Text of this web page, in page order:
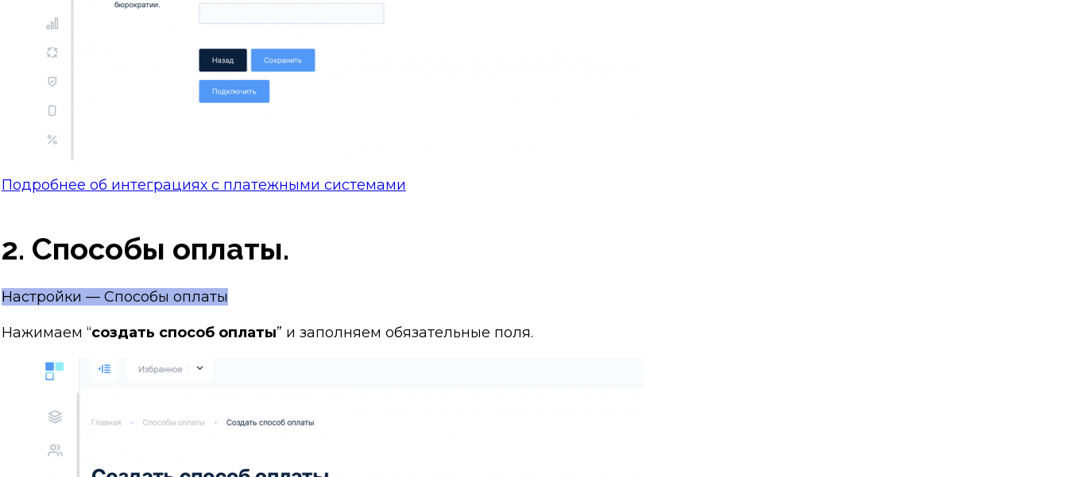
Подробнее об интеграциях с платежными системами
2. Способы оплаты.
Настройки — Способы оплаты
Нажимаем “создать способ оплаты” и заполняем обязательные поля.